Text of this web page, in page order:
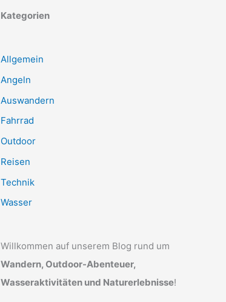
Kategorien
Allgemein
Angeln
Auswandern
Fahrrad
Outdoor
Reisen
Technik
Wasser
Willkommen auf unserem Blog rund um
Wandern, Outdoor-Abenteuer,
Wasseraktivitäten und Naturerlebnisse!